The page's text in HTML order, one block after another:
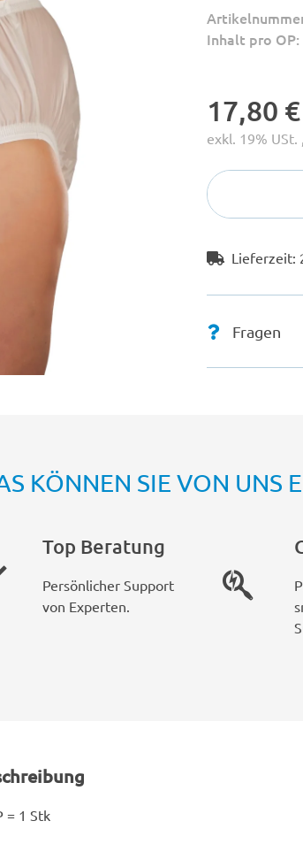
Inhalt pro OP:
17,80 €
exkl. 19% USt.
Lieferzeit:
Fragen
KÖNNEN SIE VON UNS
Top Beratung
Persönlicher Support
von Experten.
= 1 Stk